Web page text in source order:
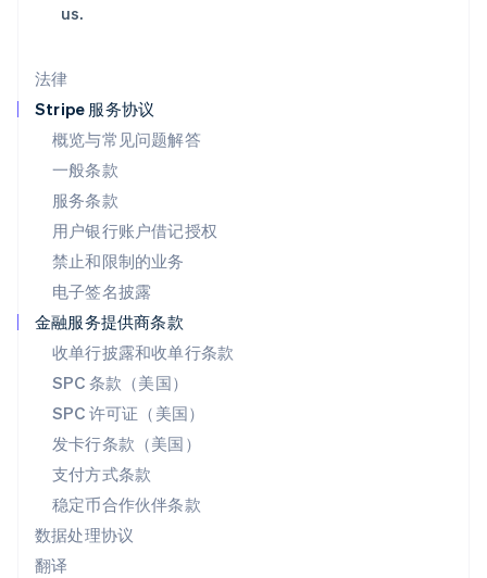
法律
Stripe 服务协议
概览与常见问题解答
一般条款
服务条款
用户银行账户借记授权
禁止和限制的业务
电子签名披露
金融服务提供商条款
收单行披露和收单行条款
SPC 条款（美国）
SPC 许可证（美国）
发卡行条款（美国）
支付方式条款
稳定币合作伙伴条款
数据处理协议
翻译
us.
美国
Español
挪威
葡萄牙
Português
日本
日本語English
瑞典
SvenskaEnglish
DeutschFrançais
塞浦路斯
English
斯洛伐克
English
斯洛文尼亚
泰国
ไทยEnglish
希腊
English
西班牙